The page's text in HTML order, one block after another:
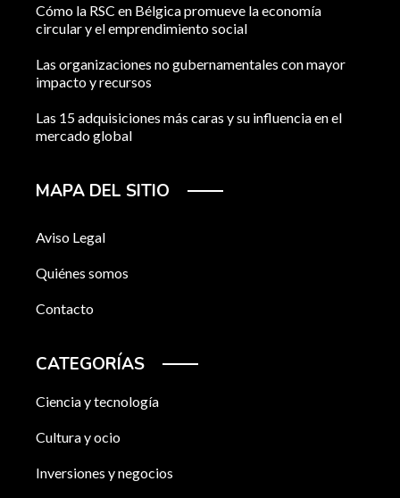
Cómo la RSC en Bélgica promueve la economía
circular y el emprendimiento social
Las organizaciones no gubernamentales con mayor
impacto y recursos
Las 15 adquisiciones más caras y su influencia en el
mercado global
MAPA DEL SITIO
Aviso Legal
Quiénes somos
Contacto
CATEGORÍAS
Ciencia y tecnología
Cultura y ocio
Inversiones y negocios